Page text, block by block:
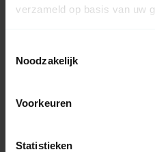
verzameld op basis van uw
Noodzakelijk
Voorkeuren
Statistieken
kabelgeleiding
kabelrol, Z-
zwenkarm, Z-